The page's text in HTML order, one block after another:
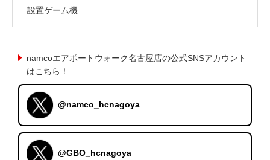
設置ゲーム機
namcoエアポートウォーク名古屋店の公式SNSアカウント
はこちら！
@namco_hcnagoya
@GBO_hcnagoya